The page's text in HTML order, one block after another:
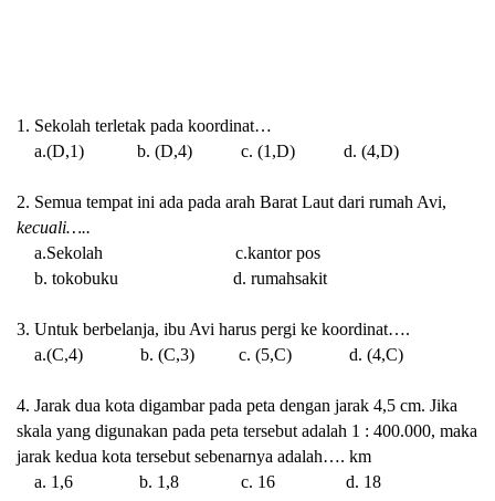
1. Sekolah terletak pada koordinat…
a.(D,1)
b. (D,4) c. (1,D) d. (4,D)
2. Semua tempat ini ada pada arah Barat Laut dari rumah Avi,
kecuali…..
a.Sekolah
c.kantor pos
b. tokobuku
d. rumahsakit
3. Untuk berbelanja, ibu Avi harus pergi ke koordinat….
a.(C,4)
b. (C,3) c. (5,C) d. (4,C)
4. Jarak dua kota digambar pada peta dengan jarak 4,5 cm. Jika
skala yang digunakan pada peta tersebut adalah 1 : 400.000, maka
jarak kedua kota tersebut sebenarnya adalah…. km
a. 1,6
b. 1,8 c. 16 d. 18